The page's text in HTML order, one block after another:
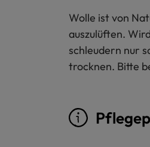
Wolle ist von
auszulüften.
schleudern nur
trocknen. Bitte